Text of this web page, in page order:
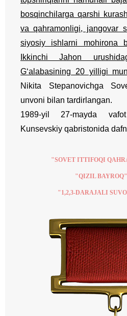
bosqinchilarga qarshi
va qahramonligi, jangovar
siyosiy ishlarni mohirona
Ikkinchi Jahon
G‘alabasining 20 yilligi
Nikita Stepanovichga
unvoni bilan tardirlangan.
1989-yil 27-mayda
Kunsevskiy qabristonida
"SOVET ITTIFOQI
"QIZIL
"1,2,3-DARAJALI